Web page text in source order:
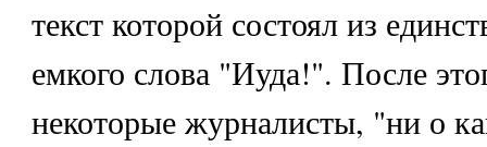
текст которой состоял из
емкого слова "Иуда!". После
некоторые журналисты, "ни о